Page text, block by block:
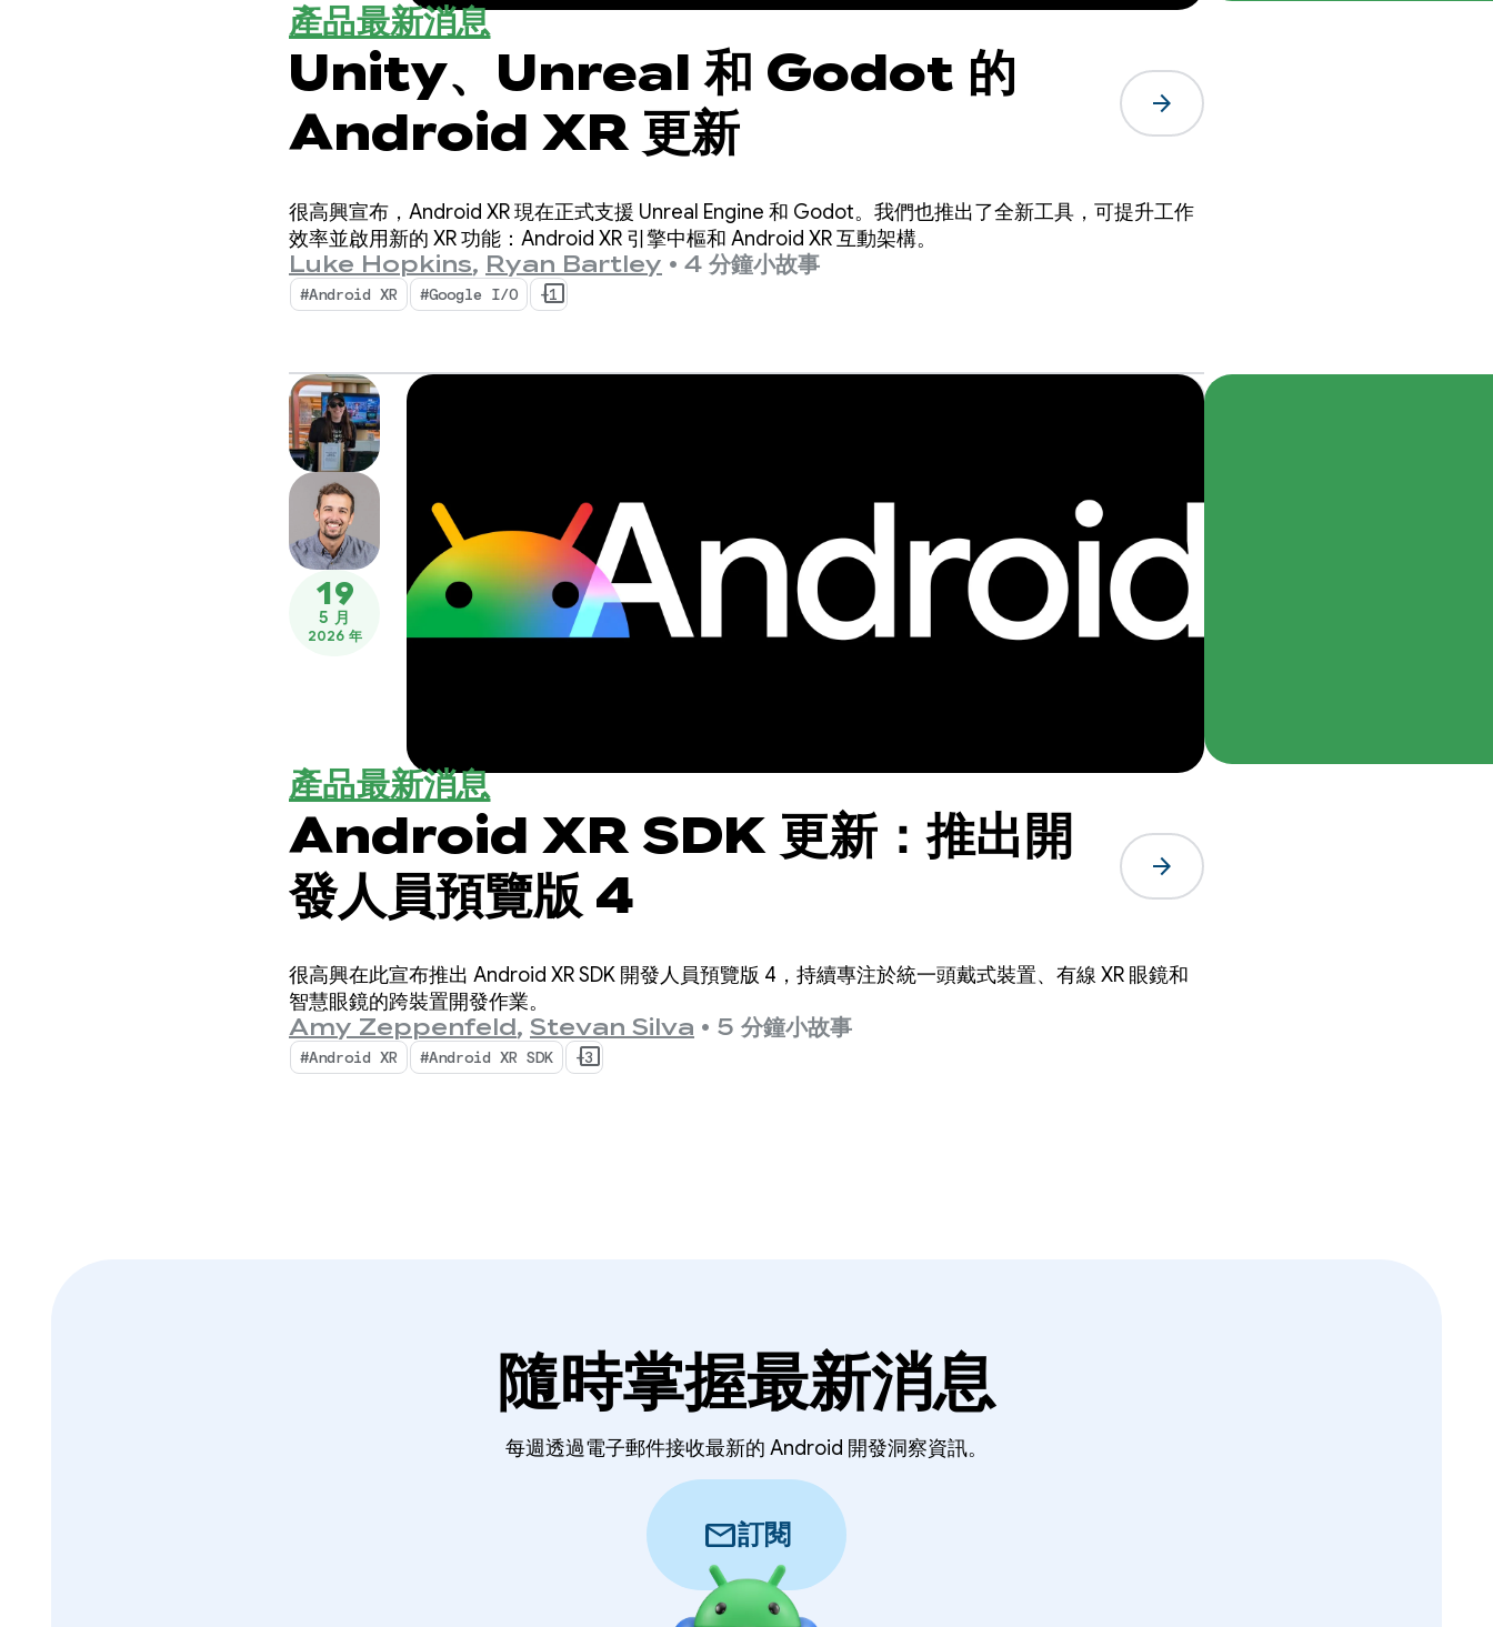
產品最新消息
Unity、Unreal 和 Godot 的
Android XR 更新
arrow_forward
很高興宣布，Android XR 現在正式支援 Unreal Engine 和 Godot。我們也推出了全新工具，可提升工作
效率並啟用新的 XR 功能：Android XR 引擎中樞和 Android XR 互動架構。
Luke Hopkins, Ryan Bartley • 4 分鐘小故事
#Android XR #Google I/O +1
19
5 月
2026 年
產品最新消息
Android XR SDK 更新：推出開
發人員預覽版 4
arrow_forward
很高興在此宣布推出 Android XR SDK 開發人員預覽版 4，持續專注於統一頭戴式裝置、有線 XR 眼鏡和
智慧眼鏡的跨裝置開發作業。
Amy Zeppenfeld, Stevan Silva • 5 分鐘小故事
#Android XR #Android XR SDK +3
隨時掌握最新消息
每週透過電子郵件接收最新的 Android 開發洞察資訊。
mail訂閱